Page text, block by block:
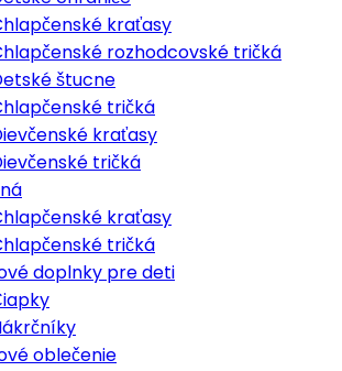
kraťasy
rozhodcovské tričká
štucne
tričká
kraťasy
tričká
kraťasy
tričká
doplnky pre deti
oblečenie